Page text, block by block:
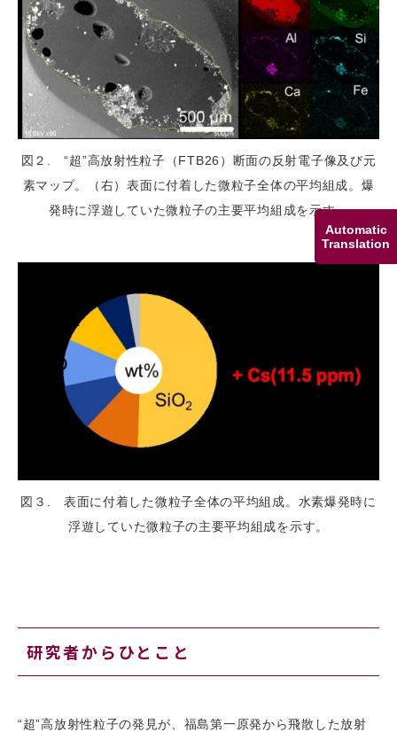
Automatic
Translation
図２. “超”高放射性粒子（FTB26）断面の反射電子像及び元
素マップ。（右）表面に付着した微粒子全体の平均組成。爆
発時に浮遊していた微粒子の主要平均組成を示す。
図３. 表面に付着した微粒子全体の平均組成。水素爆発時に
浮遊していた微粒子の主要平均組成を示す。
研究者からひとこと
“超”高放射性粒子の発見が、福島第一原発から飛散した放射